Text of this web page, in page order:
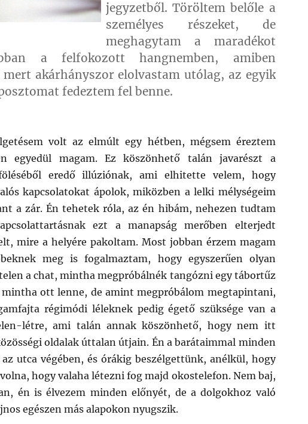
jegyzetből. Töröltem belőle a
személyes részeket, de
meghagytam a maradékot
a felfokozott hangnemben, amiben
akárhányszor elolvastam utólag, az egyik
fedeztem fel benne.
volt az elmúlt egy hétben, mégsem éreztem
egyedül magam. Ez köszönhető talán javarészt a
eredő illúziónak, ami elhitette velem, hogy
kapcsolatokat ápolok, miközben a lelki mélységeim
a zár. Én tehetek róla, az én hibám, nehezen tudtam
ezt a manapság merőben elterjedt
mire a helyére pakoltam. Most jobban érzem magam
meg is fogalmaztam, hogy egyszerűen olyan
a chat, mintha megpróbálnék tangózni egy tábortűz
mintha ott lenne, de amint megpróbálom megtapintani,
régimódi léleknek pedig égető szüksége van a
létre, ami talán annak köszönhető, hogy nem itt
oldalak úttalan útjain. Én a barátaimmal minden
utca végében, és órákig beszélgettünk, anélkül, hogy
hogy valaha létezni fog majd okostelefon. Nem baj,
én is élvezem minden előnyét, de a dolgokhoz való
egészen más alapokon nyugszik.